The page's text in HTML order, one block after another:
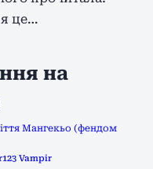
це…
на
Мангекьо (фендом
Vampir